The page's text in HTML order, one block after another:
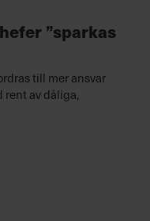
”sparkas
till mer ansvar
rent av dåliga,